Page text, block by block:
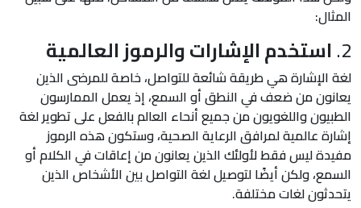
المثال:
2. استخدم الإشارات والرموز العالمية
لغة الإشارة هي طريقة شائعة للتواصل، خاصة للمرضى الذين
يعانون من ضعف في النطق أو السمع، إذ يعمل الممارسون
الطبيون واللغويون من جميع أنحاء العالم بالفعل على تطوير لغة
إشارة عالمية لمرافق الرعاية الصحية، وستكون هذه الرموز
مفيدة ليس فقط لأولئك الذين يعانون من إعاقات في الكلام أو
السمع، ولكن أيضًا لتوصيل لغة التواصل بين الأشخاص الذين
يتحدثون لغات مختلفة.